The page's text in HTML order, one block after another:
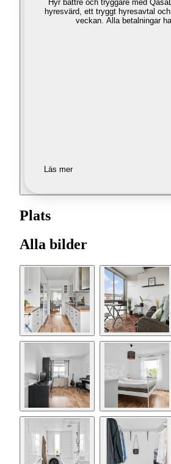
Hyr bättre och tryggare med Qasa
hyresvärd, ett tryggt hyresavtal
veckan. Alla betalningar
Läs mer
Plats
Alla bilder